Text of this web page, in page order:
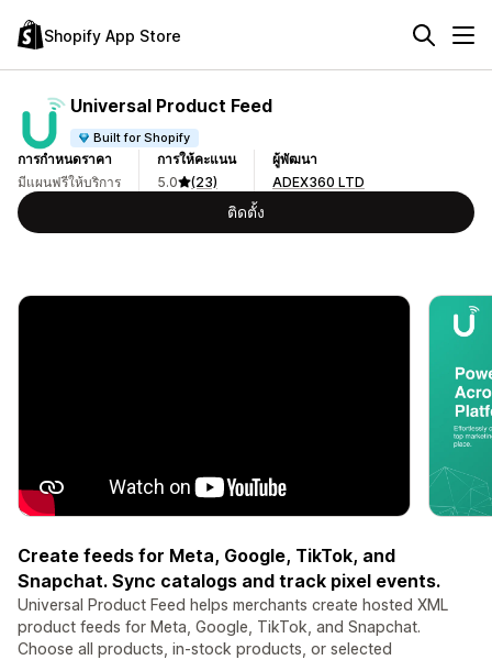
Shopify App Store
Universal Product Feed
Built for Shopify
การกำหนดราคา
มีแผนฟรีให้บริการ
การให้คะแนน
5.0
(23)
ผู้พัฒนา
ADEX360 LTD
ติดตั้ง
Create feeds for Meta, Google, TikTok, and
Snapchat. Sync catalogs and track pixel events.
Universal Product Feed helps merchants create hosted XML
product feeds for Meta, Google, TikTok, and Snapchat.
Choose all products, in-stock products, or selected